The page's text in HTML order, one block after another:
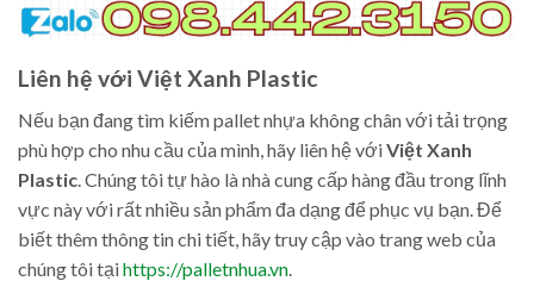
Liên hệ với Việt Xanh Plastic
Nếu bạn đang tìm kiếm pallet nhựa không chân với tải trọng
phù hợp cho nhu cầu của mình, hãy liên hệ vớiViệt Xanh
Plastic. Chúng tôi tự hào là nhà cung cấp hàng đầu trong lĩnh
vực này với rất nhiều sản phẩm đa dạng để phục vụ bạn. Để
biết thêm thông tin chi tiết, hãy truy cập vào trang web của
chúng tôi tạihttps://palletnhua.vn.